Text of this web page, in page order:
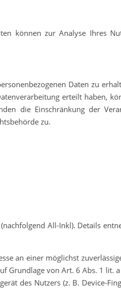
können zur Analyse Ihres
Daten zu
erteilt haben,
die Einschränkung der
zu.
All-Inkl). Details
an einer möglichst
Grundlage von Art. 6 Abs. 1 lit. a
des Nutzers (z. B. Device-